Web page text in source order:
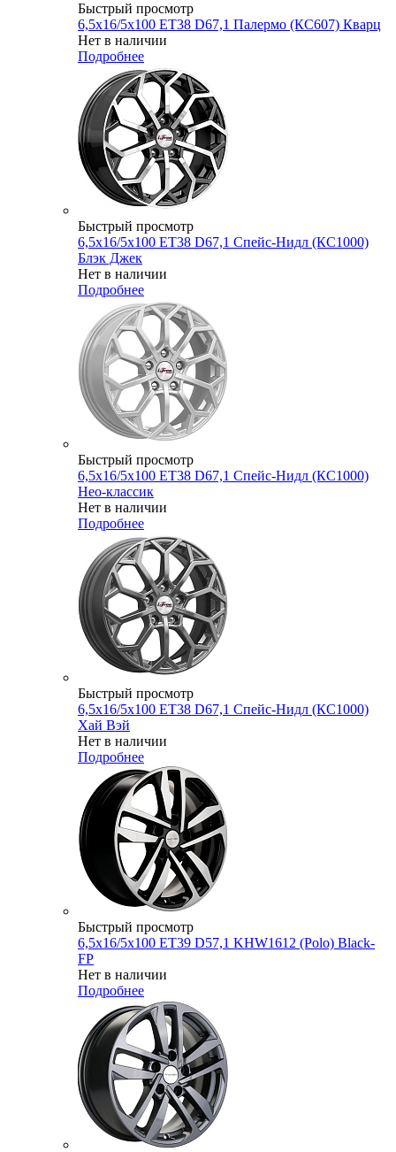
Быстрый просмотр
6,5x16/5x100 ET38 D67,1 Палермо (КС607) Кварц
Нет в наличии
Подробнее
Быстрый просмотр
6,5x16/5x100 ET38 D67,1 Спейс-Нидл (КС1000)
Блэк Джек
Нет в наличии
Подробнее
Быстрый просмотр
6,5x16/5x100 ET38 D67,1 Спейс-Нидл (КС1000)
Нео-классик
Нет в наличии
Подробнее
Быстрый просмотр
6,5x16/5x100 ET38 D67,1 Спейс-Нидл (КС1000)
Хай Вэй
Нет в наличии
Подробнее
Быстрый просмотр
6,5x16/5x100 ET39 D57,1 KHW1612 (Polo) Black-
FP
Нет в наличии
Подробнее